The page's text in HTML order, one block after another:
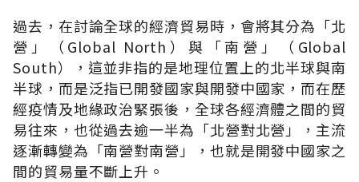
過去，在討論全球的經濟貿易時，會將其分為「北
營」（ Global North ）與「南營」（ Global
South），這並非指的是地理位置上的北半球與南
半球，而是泛指已開發國家與開發中國家，而在歷
經疫情及地緣政治緊張後，全球各經濟體之間的貿
易往來，也從過去逾一半為「北營對北營」，主流
逐漸轉變為「南營對南營」，也就是開發中國家之
間的貿易量不斷上升。